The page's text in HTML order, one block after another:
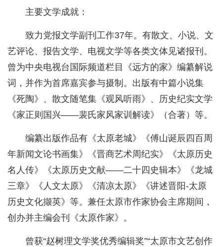
主要文学成就：
致力党报文学副刊工作37年。有散文、小说、文
艺评论、报告文学、电视文学等各类文体见诸报刊。
曾为中央电视台国际频道栏目《远方的家》编纂解说
词，并作为首席嘉宾参与摄制。出版有中篇小说集
《死陶》、散文随笔集《观风听雨》、历史纪实文学
《家正则国兴——裴氏家风家训解读》（合著）等。
编纂出版作品有《太原老城》《傅山诞辰四百周
年新闻文论书画集》《晋商艺术周纪实》《太原历史
名人传》《太原历史文献——二十四史辑本》《龙城
三章》《人文太原》《清凉太原》《讲述晋阳-太原
历史文化撷英》等。兼任太原市作家协会主席期间，
创办并主编会刊《太原作家》。
曾获“赵树理文学奖优秀编辑奖”“太原市文艺创作